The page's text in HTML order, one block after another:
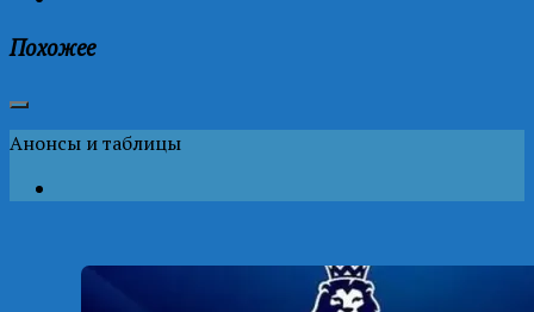
Похожее
Анонсы и таблицы